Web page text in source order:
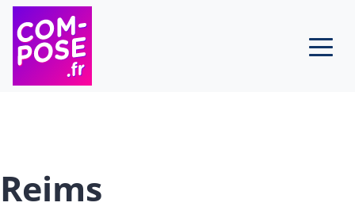
Skip to content
Reims